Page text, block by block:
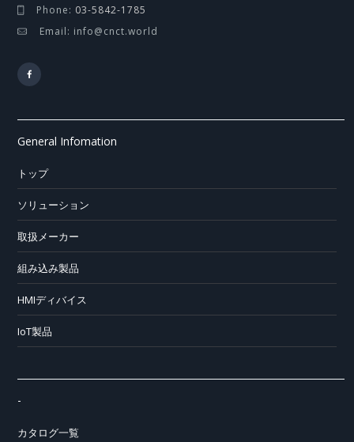
Phone: 03-5842-1785
Email: info@cnct.world
General Infomation
トップ
ソリューション
取扱メーカー
組み込み製品
HMIディバイス
IoT製品
-
カタログ一覧